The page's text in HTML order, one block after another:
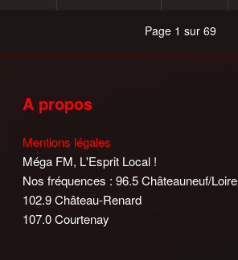
Page 1 sur 69
A propos
Mentions légales
Méga FM, L'Esprit Local !
Nos fréquences : 96.5 Châteauneuf/Loire
102.9 Château-Renard
107.0 Courtenay